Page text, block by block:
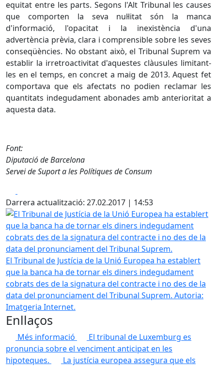
equitat entre les parts. Segons l'Alt Tribunal les causes
que comporten la seva nul·litat són la manca
d'informació, l'opacitat i la inexistència d'una
advertència prèvia, clara i comprensible sobre les seves
conseqüències. No obstant això, el Tribunal Suprem va
establir la irretroactivitat d'aquestes clàusules limitant-
les en el temps, en concret a maig de 2013. Aquest fet
comportava que els afectats no podien reclamar les
quantitats indegudament abonades amb anterioritat a
aquesta data.
Font:
Diputació de Barcelona
Servei de Suport a les Polítiques de Consum
Darrera actualització: 27.02.2017 | 14:53
El Tribunal de Justícia de la Unió Europea ha establert
El Tribunal de Justícia de la Unió Europea ha establert
que la banca ha de tornar els diners indegudament
cobrats des de la signatura del contracte i no des de la
data del pronunciament del Tribunal Suprem. Autoria:
Imatgeria Internet.
Enllaços
Més informació
El tribunal de Luxemburg es
pronuncia sobre el venciment anticipat en les
hipoteques.
La justícia europea assegura que els